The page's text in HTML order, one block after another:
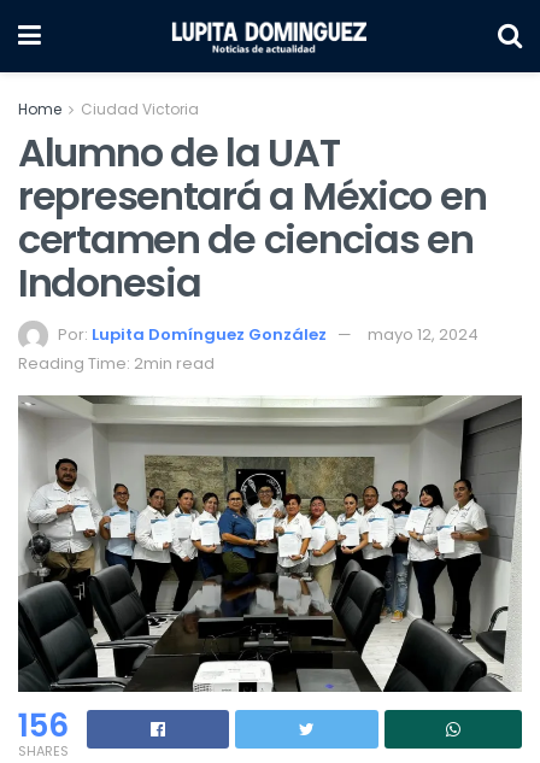
Home Ciudad Victoria
Alumno de la UAT
representará a México en
certamen de ciencias en
Indonesia
Por: Lupita Domínguez González
mayo 12, 2024
Reading Time: 2min read
156
SHARES